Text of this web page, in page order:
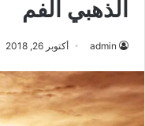
الذهبي الفم
admin أكتوبر 26, 2018